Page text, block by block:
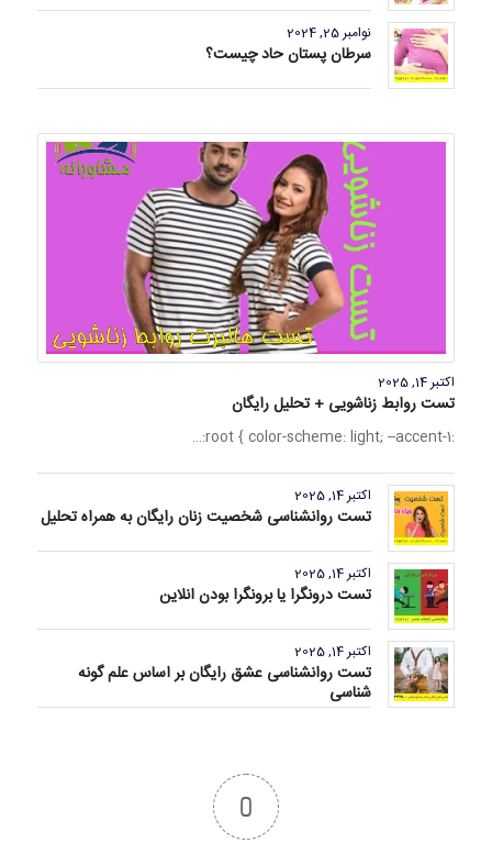
نوامبر 25, 2024
سرطان پستان حاد چیست؟
اکتبر 14, 2025
تست روابط زناشویی + تحلیل رایگان
:root { color-scheme: light; –accent-1:…
اکتبر 14, 2025
تست روانشناسی شخصیت زنان رایگان به همراه تحلیل
اکتبر 14, 2025
تست درونگرا یا برونگرا بودن انلاین
اکتبر 14, 2025
تست روانشناسی عشق رایگان بر اساس علم گونه
شناسی
0